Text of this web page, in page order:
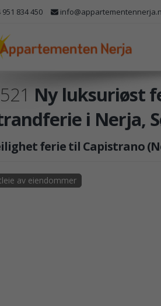
951 834 450
Ny luksuriøst
i Nerja,
ferie til Capistrano
av eiendommer